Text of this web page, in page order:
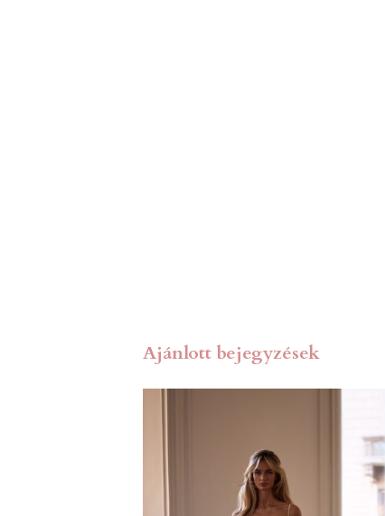
Ajánlott bejegyzések